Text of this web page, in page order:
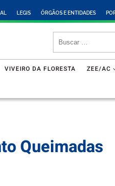
LEGIS ÓRGÃOS E ENTIDADES
VIVEIRO DA FLORESTA ZEE/AC
Queimadas